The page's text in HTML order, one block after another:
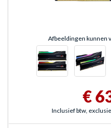
Afbeeldingen kunnen
€
Inclusief btw,